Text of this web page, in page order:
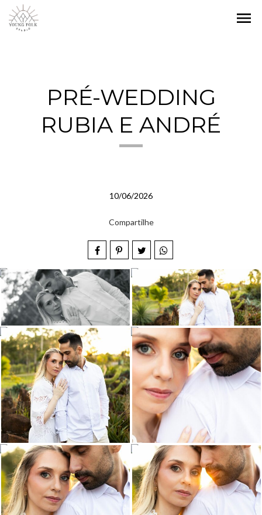
menu
PRÉ-WEDDING
RUBIA E ANDRÉ
10/06/2026
Compartilhe